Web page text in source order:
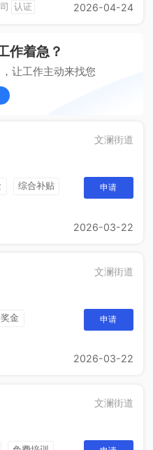
认证 2026-04-24
作着急？
让工作主动来找您
文澜街道
综合补贴
申请
2026-03-22
文澜街道
金
申请
2026-03-22
文澜街道